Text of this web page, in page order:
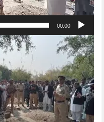
00:00